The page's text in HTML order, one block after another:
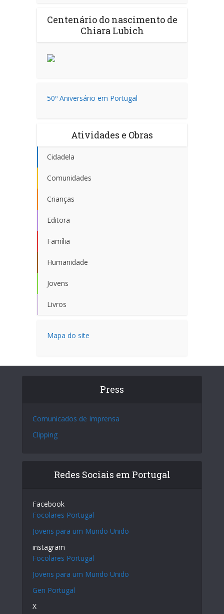
Centenário do nascimento de
Chiara Lubich
50º Aniversário em Portugal
Atividades e Obras
Cidadela
Comunidades
Crianças
Editora
Família
Humanidade
Jovens
Livros
Mapa do site
Press
Comunicados de Imprensa
Clipping
Redes Sociais em Portugal
Facebook
Focolares Portugal
Jovens para um Mundo Unido
instagram
Focolares Portugal
Jovens para um Mundo Unido
Gen Portugal
X